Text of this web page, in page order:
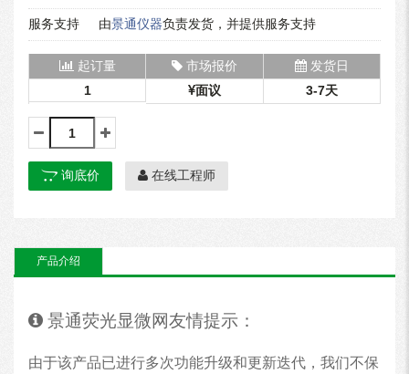
服务支持 由景通仪器负责发货，并提供服务支持
起订量 市场报价
发货日
1
面议 3-7天
询底价 在线工程师
产品介绍
景通荧光显微网友情提示：
由于该产品已进行多次功能升级和更新迭代，我们不保